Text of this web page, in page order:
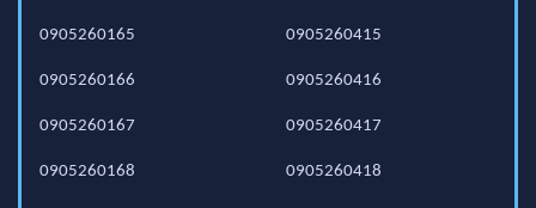
0905260165
0905260166
0905260167
0905260168
0905260415
0905260416
0905260417
0905260418